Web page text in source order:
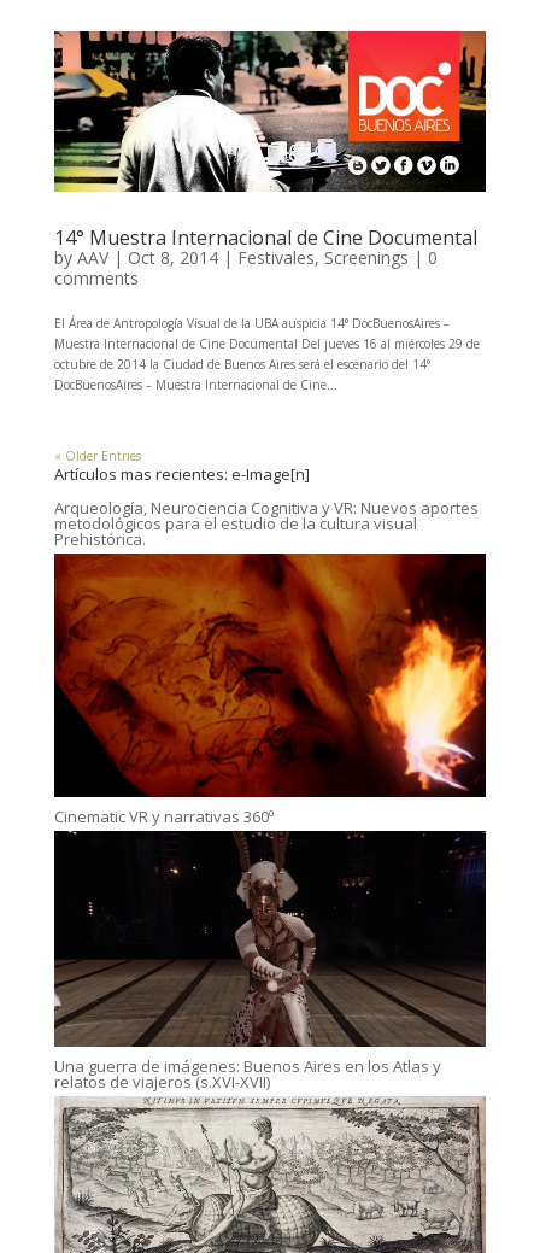
14° Muestra Internacional de Cine Documental
by AAV| Oct 8, 2014| Festivales, Screenings | 0
comments
El Área de Antropología Visual de la UBA auspicia 14° DocBuenosAires –
Muestra Internacional de Cine Documental Del jueves 16 al miércoles 29 de
octubre de 2014 la Ciudad de Buenos Aires será el escenario del 14°
DocBuenosAires – Muestra Internacional de Cine...
« Older Entries
Artículos mas recientes: e-Image[n]
Arqueología, Neurociencia Cognitiva y VR: Nuevos aportes
metodológicos para el estudio de la cultura visual
Prehistórica.
Cinematic VR y narrativas 360º
Una guerra de imágenes: Buenos Aires en los Atlas y
relatos de viajeros (s.XVI-XVII)